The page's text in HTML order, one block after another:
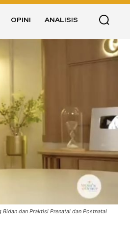
OPINI ANALISIS
dan Praktisi Prenatal dan Postnatal